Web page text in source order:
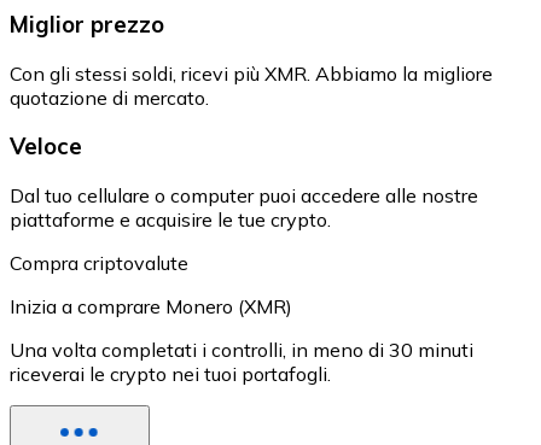
Miglior prezzo
Con gli stessi soldi, ricevi più XMR. Abbiamo la migliore
quotazione di mercato.
Veloce
Dal tuo cellulare o computer puoi accedere alle nostre
piattaforme e acquisire le tue crypto.
Compra criptovalute
Inizia a comprare Monero (XMR)
Una volta completati i controlli, in meno di 30 minuti
riceverai le crypto nei tuoi portafogli.